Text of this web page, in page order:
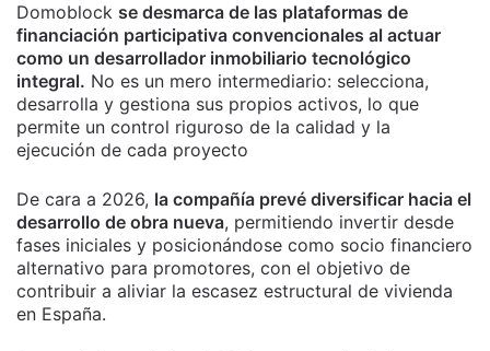
Domoblock se desmarca de las plataformas de
financiación participativa convencionales al actuar
como un desarrollador inmobiliario tecnológico
integral. No es un mero intermediario: selecciona,
desarrolla y gestiona sus propios activos, lo que
permite un control riguroso de la calidad y la
ejecución de cada proyecto
De cara a 2026, la compañía prevé diversificar hacia el
desarrollo de obra nueva, permitiendo invertir desde
fases iniciales y posicionándose como socio financiero
alternativo para promotores, con el objetivo de
contribuir a aliviar la escasez estructural de vivienda
en España.